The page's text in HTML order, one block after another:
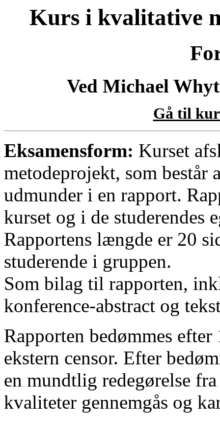
Kurs i kvalitative
Ved Michael
Gå til
Eksamensform: Kurset
metodeprojekt, som består
udmunder i en rapport.
kurset og i de studerendes
Rapportens længde er 20
studerende i gruppen.
Som bilag til rapporten,
konference-abstract og
Rapporten bedømmes
ekstern censor. Efter
en mundtlig redegørelse
kvaliteter gennemgås og